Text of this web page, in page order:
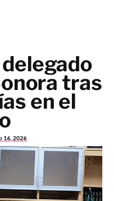
tras
en el
16, 2026